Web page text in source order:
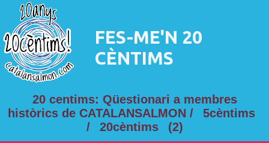
FES-ME'N 20
CÈNTIMS
20 centims: Qüestionari a membres
històrics de CATALANSALMON /
5cèntims
/
20cèntims (2)